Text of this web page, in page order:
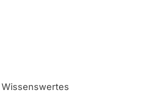
Wissenswertes